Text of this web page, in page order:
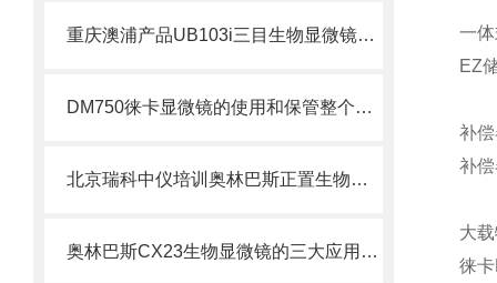
重庆澳浦产品UB103i三目生物显微镜澳浦UB103i显微镜
DM750徕卡显微镜的使用和保管整个过程都有密切关系
北京瑞科中仪培训奥林巴斯正置生物显微镜维护方法
奥林巴斯CX23生物显微镜的三大应用方面是哪些
一
EZ
补
补
大
徕